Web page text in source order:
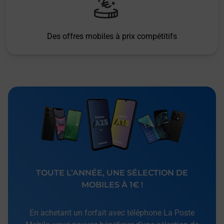
Des offres mobiles à prix compétitifs
TOUTE L’ANNÉE, UNE SÉLECTION DE
MOBILES À 1€ !
En achetant un forfait avec téléphone La Poste